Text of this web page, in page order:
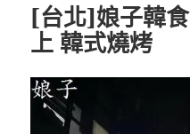
[台北]娘子韓
上 韓式燒烤